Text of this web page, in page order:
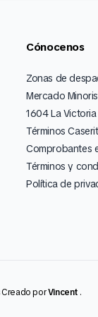
Cónocenos
Zonas de
Mercado
1604 La Victoria
Términos
Comprobantes
Términos y
Política de
porVincent .